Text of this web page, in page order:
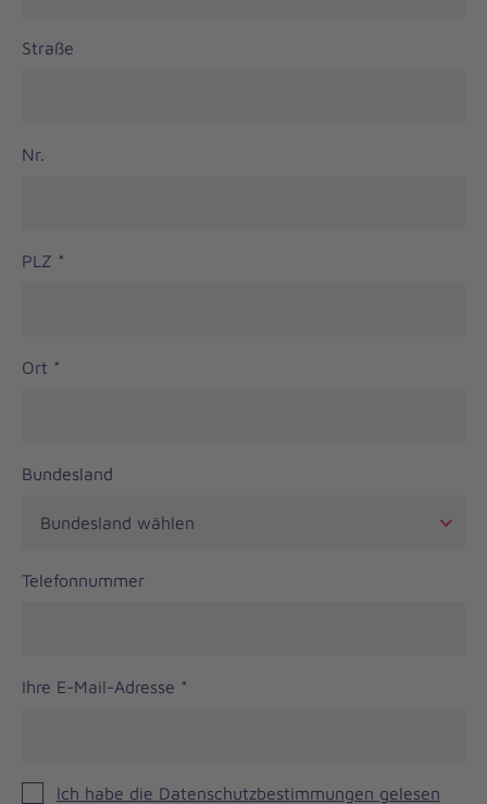
Straße
Nr.
PLZ *
Ort *
Bundesland
Telefonnummer
Ihre E-Mail-Adresse *
Ich habe die Datenschutzbestimmungen gelesen